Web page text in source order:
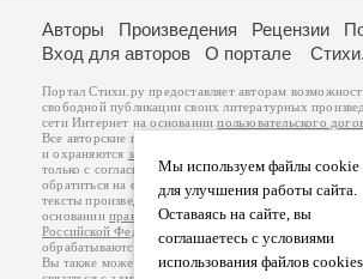
Мы используем файлы cookie
для улучшения работы сайта.
Оставаясь на сайте, вы
соглашаетесь с условиями
использования файлов
Авторы Произведения Рецензии
Вход для авторов
О портале
Портал Стихи.ру предоставляет авторам
свободной публикации своих литературных
сети Интернет на основаниипользовательского
Все авторские права на произведения принадлежат
и охраняются законом
. Перепечатка произведений
только с согласия его автора, к которому вы можете
обратиться на его авторской странице.
тексты произведений авторы несут самостоятельно на
основанииправил публикацииизаконодательства
Российской Федерации
обрабатываются на основанииПолитики обработки
Вы также можете посмотреть более подробную